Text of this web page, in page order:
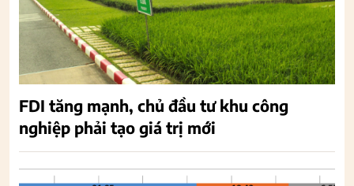
FDI tăng mạnh, chủ đầu tư khu công
nghiệp phải tạo giá trị mới